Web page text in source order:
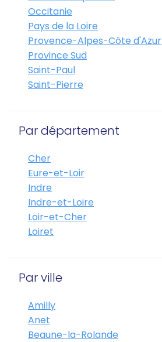
Occitanie
Pays de la Loire
Provence-Alpes-Côte d'Azur
Province Sud
Saint-Paul
Saint-Pierre
Par département
Cher
Eure-et-Loir
Indre
Indre-et-Loire
Loir-et-Cher
Loiret
Par ville
Amilly
Anet
Beaune-la-Rolande